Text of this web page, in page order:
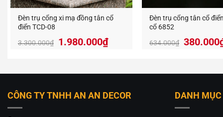
Khả
Với
quan
Đèn trụ cổng xi mạ đồng tân cổ
điển TCD-08
3.300.000₫
Giá
3.300.000₫.
1.980.000₫Giá
hiện
là:
Đèn trụ cổng tân cổ
cổ 6852
634.000₫ 380.000
CÔNG TY TNHH AN AN DECOR DANH